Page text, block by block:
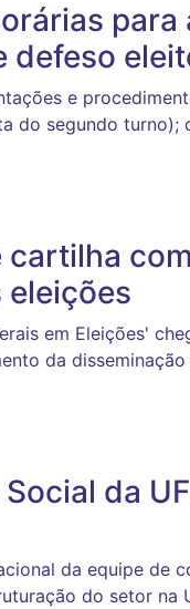
defeso
e
do segundo turno);
cartilha
eleições
em Eleições'
da
da
da equipe de
do setor na